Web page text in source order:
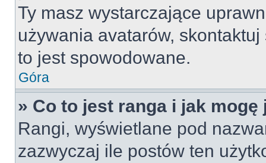
Ty masz wystarczające
używania avatarów,
to jest spowodowane.
Góra
» Co to jest ranga i jak mogę
Rangi, wyświetlane pod
zazwyczaj ile postów ten